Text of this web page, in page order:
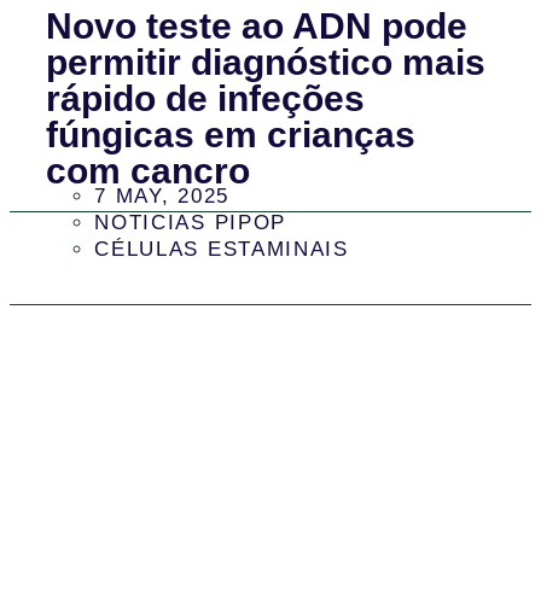
Novo teste ao ADN pode
permitir diagnóstico mais
rápido de infeções
fúngicas em crianças
com cancro
7 MAY, 2025
NOTICIAS PIPOP
CÉLULAS ESTAMINAIS